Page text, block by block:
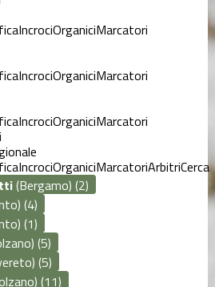
IncrociOrganiciMarcatori
IncrociOrganiciMarcatori
IncrociOrganiciMarcatori
IncrociOrganiciMarcatoriArbitriCerca
(Bergamo) (2)
(4)
(1)
(5)
(5)
(11)